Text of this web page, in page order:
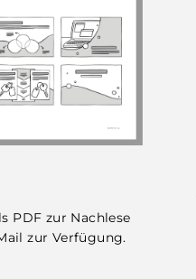
PDF zur Nachlese
zur Verfügung.